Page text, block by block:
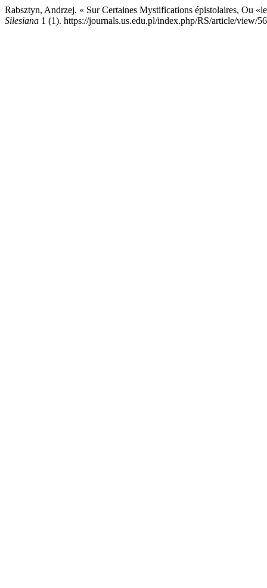
Rabsztyn, Andrzej. « Sur Certaines Mystifications épistolaires, Ou
Silesiana 1 (1). https://journals.us.edu.pl/index.php/RS/article/view/